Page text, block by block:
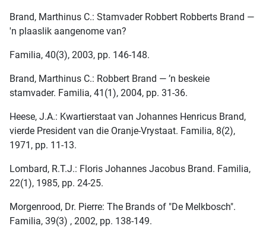
Brand, Marthinus C.: Stamvader Robbert Robberts Brand —
'n plaaslik aangenome van?
Familia, 40(3), 2003, pp. 146-148.
Brand, Marthinus C.: Robbert Brand — ’n beskeie
stamvader. Familia, 41(1), 2004, pp. 31-36.
Heese, J.A.: Kwartierstaat van Johannes Henricus Brand,
vierde President van die Oranje-Vrystaat. Familia, 8(2),
1971, pp. 11-13.
Lombard, R.T.J.: Floris Johannes Jacobus Brand. Familia,
22(1), 1985, pp. 24-25.
Morgenrood, Dr. Pierre: The Brands of "De Melkbosch".
Familia, 39(3) , 2002, pp. 138-149.